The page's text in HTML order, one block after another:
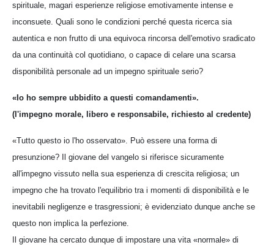
spirituale, magari esperienze religiose emotivamente intense e
inconsuete. Quali sono le condizioni perché questa ricerca sia
autentica e non frutto di una equivoca rincorsa dell'emotivo sradicato
da una continuità col quotidiano, o capace di celare una scarsa
disponibilità personale ad un impegno spirituale serio?
«Io ho sempre ubbidito a questi comandamenti».
(l'impegno morale, libero e responsabile, richiesto al credente)
«Tutto questo io l'ho osservato». Può essere una forma di
presunzione? Il giovane del vangelo si riferisce sicuramente
all'impegno vissuto nella sua esperienza di crescita religiosa; un
impegno che ha trovato l'equilibrio tra i momenti di disponibilità e le
inevitabili negligenze e trasgressioni; è evidenziato dunque anche se
questo non implica la perfezione.
Il giovane ha cercato dunque di impostare una vita «normale» di